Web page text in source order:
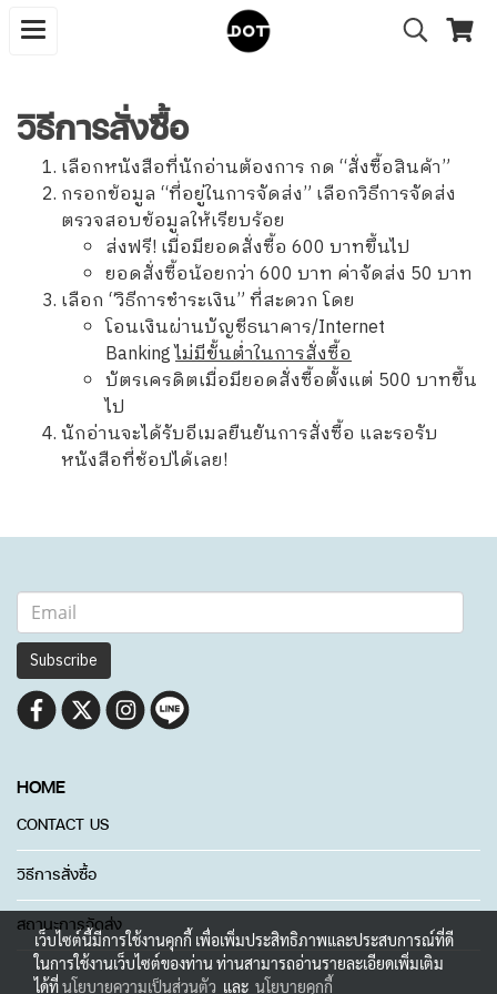
วิธีการสั่งซื้อ
เลือกหนังสือที่นักอ่านต้องการ กด “สั่งซื้อสินค้า”
กรอกข้อมูล “ที่อยู่ในการจัดส่ง” เลือกวิธีการจัดส่ง
ตรวจสอบข้อมูลให้เรียบร้อย
ส่งฟรี! เมื่อมียอดสั่งซื้อ 600 บาทขึ้นไป
ยอดสั่งซื้อน้อยกว่า 600 บาท ค่าจัดส่ง 50 บาท
เลือก “วิธีการชำระเงิน” ที่สะดวก โดย
โอนเงินผ่านบัญชีธนาคาร/Internet
Bankingไม่มีขั้นต่ำในการสั่งซื้อ
บัตรเครดิตเมื่อมียอดสั่งซื้อตั้งแต่ 500 บาทขึ้น
ไป
นักอ่านจะได้รับอีเมลยืนยันการสั่งซื้อ และรอรับ
หนังสือที่ช้อปได้เลย!
Subscribe
HOME
CONTACT US
วิธีการสั่งซื้อ
สถานะการจัดส่ง
เว็บไซต์นี้มีการใช้งานคุกกี้ เพื่อเพิ่มประสิทธิภาพและประสบการณ์ที่ดี
ในการใช้งานเว็บไซต์ของท่าน ท่านสามารถอ่านรายละเอียดเพิ่มเติม
ได้ที่นโยบายความเป็นส่วนตัว และ นโยบายคุกกี้